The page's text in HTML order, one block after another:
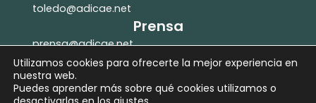
toledo@adicae.net
Prensa
prensa@adicae.net
607 261 951
Utilizamos cookies para ofrecerte la mejor experiencia en
nuestra web.
Puedes aprender más sobre qué cookies utilizamos o